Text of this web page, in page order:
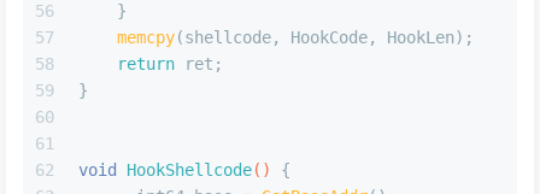
56
57
58
59
60
61
62
    }
memcpy(shellcode, HookCode,
return ret;
}
void HookShellcode()
{